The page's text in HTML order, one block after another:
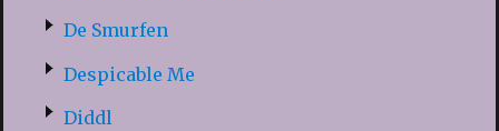
De Smurfen
Despicable Me
Diddl